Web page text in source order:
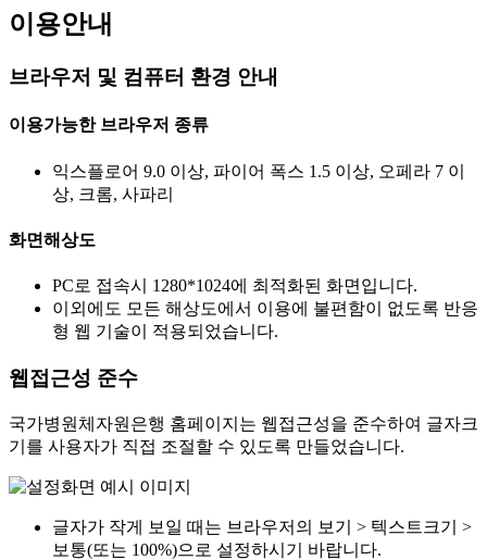
이용안내
브라우저 및 컴퓨터 환경 안내
이용가능한 브라우저 종류
익스플로어 9.0 이상, 파이어 폭스 1.5 이상, 오페라 7 이
상, 크롬, 사파리
화면해상도
PC로 접속시 1280*1024에 최적화된 화면입니다.
이외에도 모든 해상도에서 이용에 불편함이 없도록 반응
형 웹 기술이 적용되었습니다.
웹접근성 준수
국가병원체자원은행 홈페이지는 웹접근성을 준수하여 글자크
기를 사용자가 직접 조절할 수 있도록 만들었습니다.
글자가 작게 보일 때는 브라우저의 보기 > 텍스트크기 >
보통(또는 100%)으로 설정하시기 바랍니다.